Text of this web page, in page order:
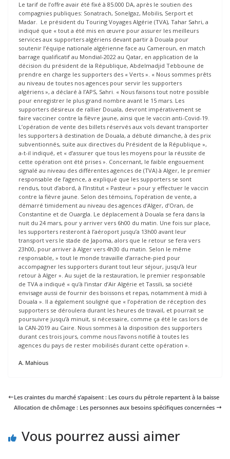
Le tarif de l’offre avair été fixé à 85.000 DA, après le soutien des
compagnies publiques: Sonatrach, Sonelgaz, Mobilis, Serport et
Madar. Le président du Touring Voyages Algérie (TVA), Tahar Sahri, a
indiqué que « tout a été mis en œuvre pour assurer les meilleurs
services aux supporters algériens devant partir à Douala pour
soutenir l’équipe nationale algérienne face au Cameroun, en match
barrage qualificatif au Mondial-2022 au Qatar, en application de la
décision du président de la République, Abdelmadjid Tebboune de
prendre en charge les supporters des « Verts ». « Nous sommes prêts
au niveau de toutes nos agences pour servir les supporters
algériens », a déclaré à l’APS, Sahri. « Nous faisons tout notre possible
pour enregistrer le plus grand nombre avant le 15 mars. Les
supporters désireux de rallier Douala, devront impérativement se
faire vacciner contre la fièvre jaune, ainsi que le vaccin anti-Covid-19.
L’opération de vente des billets réservés aux vols devant transporter
les supporters à destination de Douala, a débuté dimanche, à des prix
subventionnés, suite aux directives du Président de la République »,
a-t-il indiqué, et « d’assurer que tous les moyens pour la réussite de
cette opération ont été prises ». Concernant, le faible engouement
signalé au niveau des différentes agences de (TVA) à Alger, le premier
responsable de l’agence, a expliqué que les supporters se sont
rendus, tout d’abord, à l’Institut « Pasteur » pour y effectuer le vaccin
contre la fièvre jaune. Selon des témoins, l’opération de vente, a
démarré timidement au niveau des agences d’Alger, d’Oran, de
Constantine et de Ouargla. Le déplacement à Douala se fera dans la
nuit du 24 mars, pour y arriver vers 6h00 du matin. Une fois sur place,
les supporters resteront à l’aéroport jusqu’a 13h00 avant leur
transport vers le stade de Japoma, alors que le retour se fera vers
23h00, pour arriver à Alger vers 4h30 du matin. Selon le même
responsable, » tout le monde travaille d’arrache-pied pour
accompagner les supporters durant tout leur séjour, jusqu’à leur
retour à Alger ». Au sujet de la restauration, le premier responsable
de TVA a indiqué « qu’à l’instar d’Air Algérie et Tassili, sa société
envisage aussi de fournir des boissons et repas, notamment à midi à
Douala ». Il a également souligné que « l’opération de réception des
supporters se déroulera durant les heures de travail, et pourrait se
poursuivre jusqu’à minuit, si nécessaire, comme ça été le cas lors de
la CAN-2019 au Caire. Nous sommes à la disposition des supporters
durant ces trois jours, comme nous l’avons notifié à toutes les
agences du pays de rester mobilisés durant cette opération ».
A. Mahious
Les craintes du marché s’apaisent : Les cours du pétrole repartent à la baisse
Allocation de chômage : Les personnes aux besoins spécifiques concernées
Vous pourrez aussi aimer